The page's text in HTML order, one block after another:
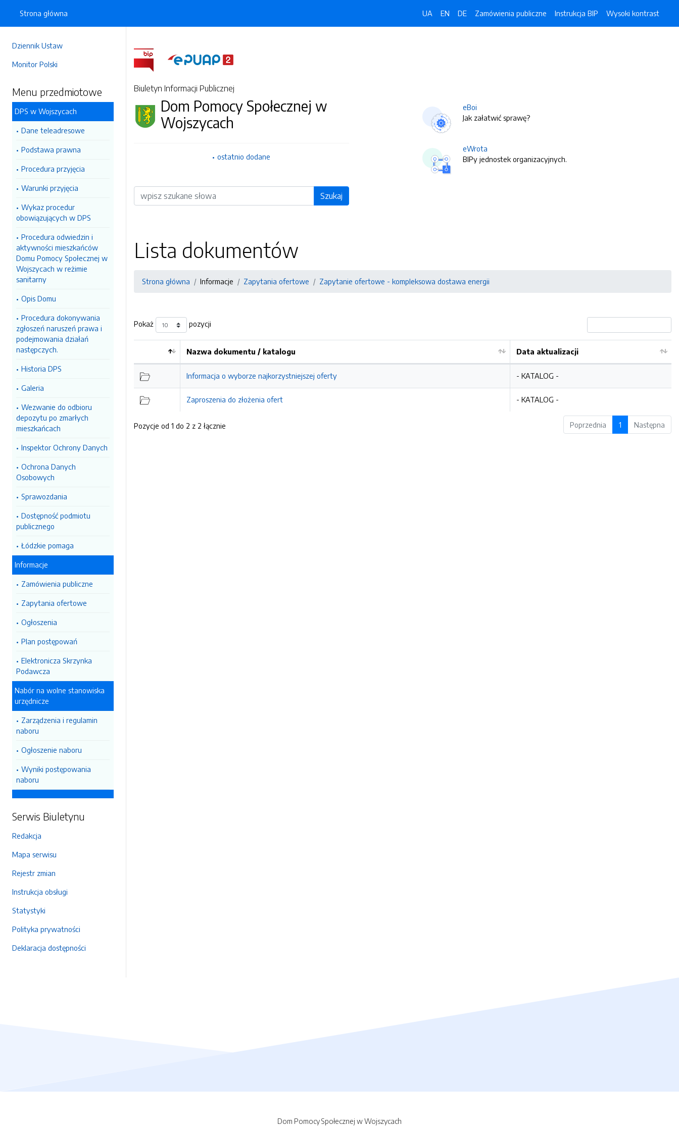
Dziennik Ustaw
Monitor Polski
Menu przedmiotowe
DPS w Wojszycach
Dane teleadresowe
Podstawa prawna
Procedura przyjęcia
Warunki przyjęcia
Wykaz procedur
obowiązujących w DPS
Procedura odwiedzin i
aktywności mieszkańców
Domu Pomocy Społecznej w
Wojszycach w reżimie
sanitarny
Opis Domu
Procedura dokonywania
zgłoszeń naruszeń prawa i
podejmowania działań
następczych.
Historia DPS
Galeria
Wezwanie do odbioru
depozytu po zmarłych
mieszkańcach
Inspektor Ochrony Danych
Ochrona Danych
Osobowych
Sprawozdania
Dostępność podmiotu
publicznego
Łódzkie pomaga
Informacje
Zamówienia publiczne
Zapytania ofertowe
Ogłoszenia
Plan postępowań
Elektronicza Skrzynka
Podawcza
Nabór na wolne stanowiska
urzędnicze
Zarządzenia i regulamin
naboru
Ogłoszenie naboru
Wyniki postępowania
naboru
Serwis Biuletynu
Redakcja
Mapa serwisu
Rejestr zmian
Instrukcja obsługi
Statystyki
Polityka prywatności
Deklaracja dostępności
Strona główna UA EN DE Zamówienia publiczne Instrukcja BIP Wysoki kontrast
Biuletyn Informacji Publicznej
Dom Pomocy Społecznej w
Wojszycach
ostatnio dodane
Wyszukiwarka Szukaj
eBoi
Jak załatwić sprawę?
eWrota
BIPy jednostek organizacyjnych.
Lista dokumentów
Strona główna Informacje Zapytania ofertowe Zapytanie ofertowe - kompleksowa dostawa energii
Pokaż pozycji
Nazwa dokumentu / katalogu Data aktualizacji
Informacja o wyborze najkorzystniejszej oferty - KATALOG -
Zaproszenia do złożenia ofert - KATALOG -
Pozycje od 1 do 2 z 2 łącznie Poprzednia 1 Następna
Dom Pomocy Społecznej w Wojszycach